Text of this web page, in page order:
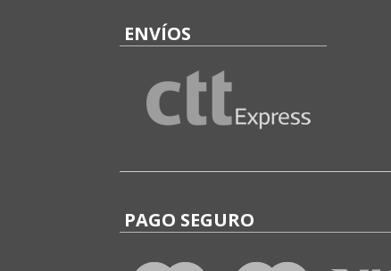
ENVÍOS
PAGO SEGURO